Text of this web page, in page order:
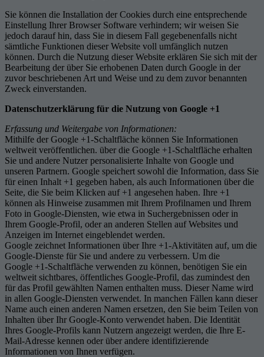
Sie können die Installation der Cookies durch eine entsprechende
Einstellung Ihrer Browser Software verhindern; wir weisen Sie
jedoch darauf hin, dass Sie in diesem Fall gegebenenfalls nicht
sämtliche Funktionen dieser Website voll umfänglich nutzen
können. Durch die Nutzung dieser Website erklären Sie sich mit der
Bearbeitung der über Sie erhobenen Daten durch Google in der
zuvor beschriebenen Art und Weise und zu dem zuvor benannten
Zweck einverstanden.
Datenschutzerklärung für die Nutzung von Google +1
Erfassung und Weitergabe von Informationen:
Mithilfe der Google +1-Schaltfläche können Sie Informationen
weltweit veröffentlichen. über die Google +1-Schaltfläche erhalten
Sie und andere Nutzer personalisierte Inhalte von Google und
unseren Partnern. Google speichert sowohl die Information, dass Sie
für einen Inhalt +1 gegeben haben, als auch Informationen über die
Seite, die Sie beim Klicken auf +1 angesehen haben. Ihre +1
können als Hinweise zusammen mit Ihrem Profilnamen und Ihrem
Foto in Google-Diensten, wie etwa in Suchergebnissen oder in
Ihrem Google-Profil, oder an anderen Stellen auf Websites und
Anzeigen im Internet eingeblendet werden.
Google zeichnet Informationen über Ihre +1-Aktivitäten auf, um die
Google-Dienste für Sie und andere zu verbessern. Um die
Google +1-Schaltfläche verwenden zu können, benötigen Sie ein
weltweit sichtbares, öffentliches Google-Profil, das zumindest den
für das Profil gewählten Namen enthalten muss. Dieser Name wird
in allen Google-Diensten verwendet. In manchen Fällen kann dieser
Name auch einen anderen Namen ersetzen, den Sie beim Teilen von
Inhalten über Ihr Google-Konto verwendet haben. Die Identität
Ihres Google-Profils kann Nutzern angezeigt werden, die Ihre E-
Mail-Adresse kennen oder über andere identifizierende
Informationen von Ihnen verfügen.